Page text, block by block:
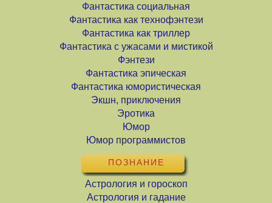
Фантастика социальная
Фантастика как технофэнтези
Фантастика как триллер
Фантастика с ужасами и мистикой
Фэнтези
Фантастика эпическая
Фантастика юмористическая
Экшн, приключения
Эротика
Юмор
Юмор программистов
ПОЗНАНИЕ
Астрология и гороскоп
Астрология и гадание